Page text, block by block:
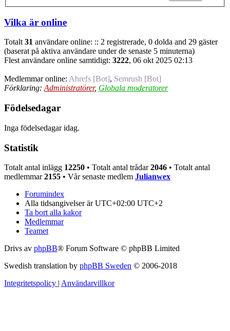
Vilka är online
Totalt 31 användare online: :: 2 registrerade, 0 dolda and 29 gäster
(baserat på aktiva användare under de senaste 5 minuterna)
Flest användare online samtidigt: 3222, 06 okt 2025 02:13
Medlemmar online: Ahrefs [Bot], Semrush [Bot]
Förklaring: Administratörer, Globala moderatorer
Födelsedagar
Inga födelsedagar idag.
Statistik
Totalt antal inlägg 12250 • Totalt antal trådar2046 • Totalt antal
medlemmar2155 • Vår senaste medlem Julianwex
Forumindex
Alla tidsangivelser är UTC+02:00 UTC+2
Ta bort alla kakor
Medlemmar
Teamet
Drivs av phpBB® Forum Software © phpBB Limited
Swedish translation by phpBB Sweden © 2006-2018
Integritetspolicy | Användarvillkor